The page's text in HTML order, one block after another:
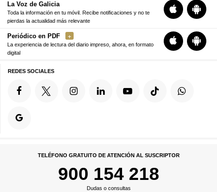
La Voz de Galicia
Toda la información en tu móvil. Recibe notificaciones y no te
pierdas la actualidad más relevante
Periódico en PDF
La experiencia de lectura del diario impreso, ahora, en formato
digital
REDES SOCIALES
TELÉFONO GRATUITO DE ATENCIÓN AL SUSCRIPTOR
900 154 218
Dudas o consultas